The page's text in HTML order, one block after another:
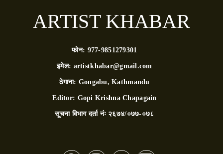
ARTIST KHABAR
फोन: 977-9851279301
इमेल: artistkhabar@gmail.com
ठेगाना: Gongabu, Kathmandu
Editor: Gopi Krishna Chapagain
सूचना विभाग दर्ता नंः २६७४/०७७-०७८